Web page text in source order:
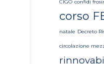
CIGO confidi
corso
natale Decreto
circolazione